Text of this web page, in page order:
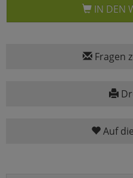
IN DEN
Fragen
Auf